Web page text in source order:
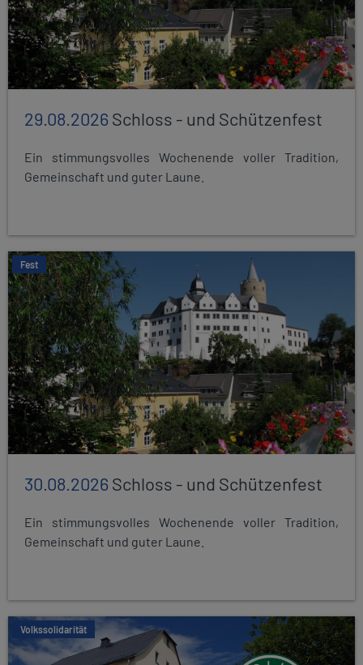
29.08.2026Schloss - und Schützenfest
Ein stimmungsvolles Wochenende voller Tradition,
Gemeinschaft und guter Laune.
Fest
30.08.2026Schloss - und Schützenfest
Ein stimmungsvolles Wochenende voller Tradition,
Gemeinschaft und guter Laune.
Volkssolidarität